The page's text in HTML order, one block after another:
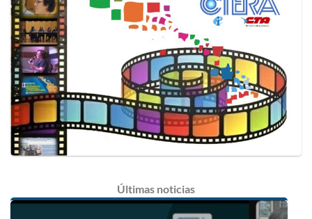
Últimas noticias